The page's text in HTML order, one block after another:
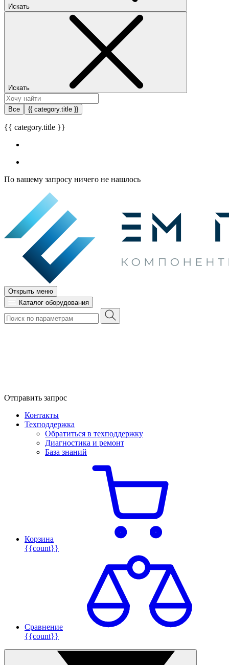
Искать
Искать
Все {{ category.title }}
{{ category.title }}
По вашему запросу ничего не нашлось
Открыть меню
Каталог оборудования
Отправить запрос
Контакты
Техподдержка
Обратиться в техподдержку
Диагностика и ремонт
База знаний
Корзина
{{count}}
Сравнение
{{count}}